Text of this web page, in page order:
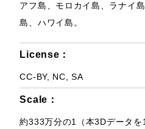
アフ島、モロカイ島、ラナイ
島、ハワイ島。
License：
CC-BY, NC, SA
Scale：
約333万分の1（本3Dデータを